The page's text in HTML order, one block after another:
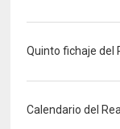
Quinto fichaje del
Calendario del